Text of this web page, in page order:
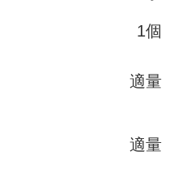
1個
適量
適量